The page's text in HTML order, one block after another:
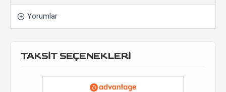
Yorumlar
TAKSİT SEÇENEKLERİ